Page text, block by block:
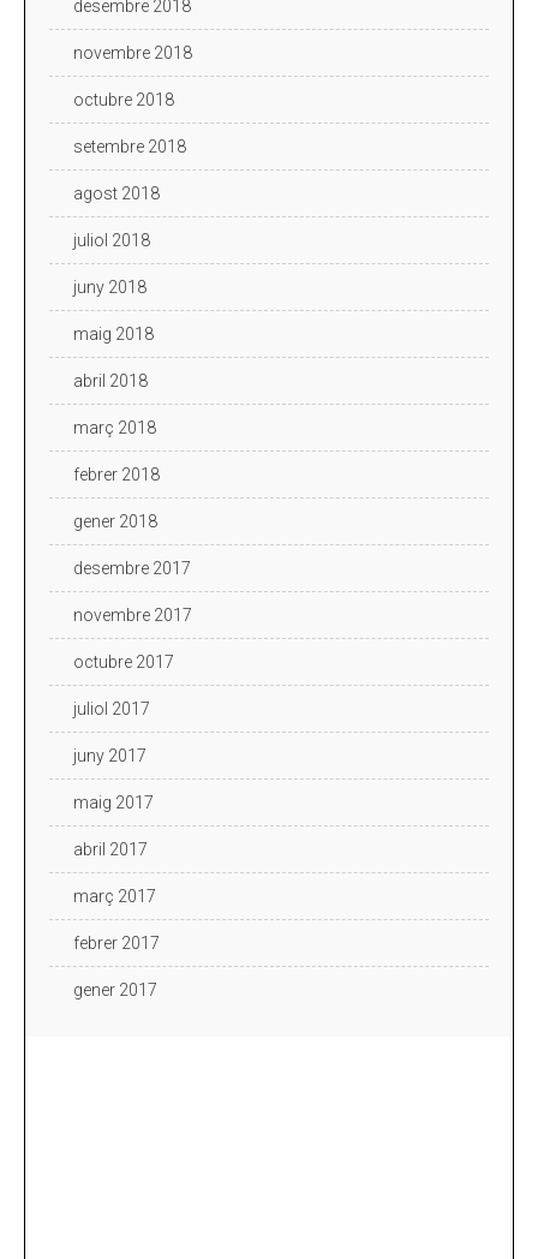
desembre 2018
novembre 2018
octubre 2018
setembre 2018
agost 2018
juliol 2018
juny 2018
maig 2018
abril 2018
març 2018
febrer 2018
gener 2018
desembre 2017
novembre 2017
octubre 2017
juliol 2017
juny 2017
maig 2017
abril 2017
març 2017
febrer 2017
gener 2017